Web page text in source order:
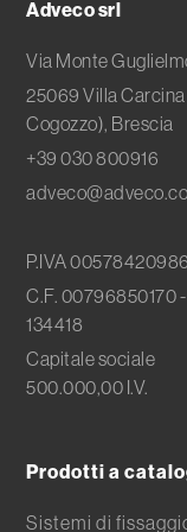
Adveco srl
Via Monte
25069 Villa Carcina
Cogozzo), Brescia
+39 030 800916
P.IVA 00578420986
C.F. 00796850170
134418
Capitale sociale
500.000,00 I.V.
Prodotti a
Sistemi di